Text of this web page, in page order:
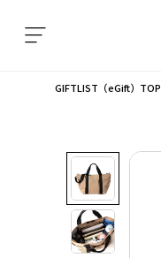
GIFTLIST（eGift）TOP